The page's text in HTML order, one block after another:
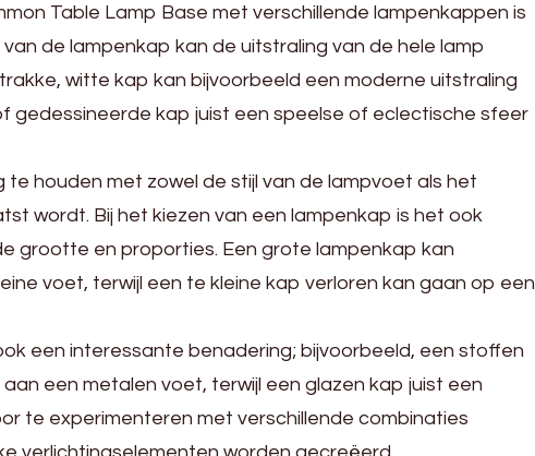
Table Lamp Base met verschillende lampenkappen is
de lampenkap kan de uitstraling van de hele lamp
witte kap kan bijvoorbeeld een moderne uitstraling
gedessineerde kap juist een speelse of eclectische sfeer
te houden met zowel de stijl van de lampvoet als het
wordt. Bij het kiezen van een lampenkap is het ook
grootte en proporties. Een grote lampenkap kan
voet, terwijl een te kleine kap verloren kan gaan op een
een interessante benadering; bijvoorbeeld, een stoffen
een metalen voet, terwijl een glazen kap juist een
te experimenteren met verschillende combinaties
verlichtingselementen worden gecreëerd.